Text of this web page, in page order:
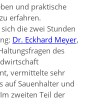
und praktische
erfahren.
die zwei Stunden
Dr. Eckhard Meyer,
des
vermittelte sehr
auf Sauenhalter und
zweiten Teil der